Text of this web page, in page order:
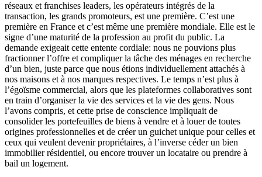
réseaux et franchises leaders, les opérateurs intégrés de la
transaction, les grands promoteurs, est une première. C’est une
première en France et c’est même une première mondiale. Elle est le
signe d’une maturité de la profession au profit du public. La
demande exigeait cette entente cordiale: nous ne pouvions plus
fractionner l’offre et compliquer la tâche des ménages en recherche
d’un bien, juste parce que nous étions individuellement attachés à
nos maisons et à nos marques respectives. Le temps n’est plus à
l’égoïsme commercial, alors que les plateformes collaboratives sont
en train d’organiser la vie des services et la vie des gens. Nous
l’avons compris, et cette prise de conscience impliquait de
consolider les portefeuilles de biens à vendre et à louer de toutes
origines professionnelles et de créer un guichet unique pour celles et
ceux qui veulent devenir propriétaires, à l’inverse céder un bien
immobilier résidentiel, ou encore trouver un locataire ou prendre à
bail un logement.